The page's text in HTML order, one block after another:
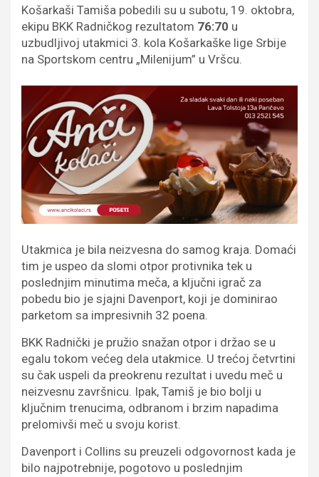
Košarkaši Tamiša pobedili su u subotu, 19. oktobra,
ekipu BKK Radničkog rezultatom 76:70 u
uzbudljivoj utakmici 3. kola Košarkaške lige Srbije
na Sportskom centru „Milenijum” u Vršcu.
Utakmica je bila neizvesna do samog kraja. Domaći
tim je uspeo da slomi otpor protivnika tek u
poslednjim minutima meča, a ključni igrač za
pobedu bio je sjajni Davenport, koji je dominirao
parketom sa impresivnih 32 poena.
BKK Radnički je pružio snažan otpor i držao se u
egalu tokom većeg dela utakmice. U trećoj četvrtini
su čak uspeli da preokrenu rezultat i uvedu meč u
neizvesnu završnicu. Ipak, Tamiš je bio bolji u
ključnim trenucima, odbranom i brzim napadima
prelomivši meč u svoju korist.
Davenport i Collins su preuzeli odgovornost kada je
bilo najpotrebnije, pogotovo u poslednjim